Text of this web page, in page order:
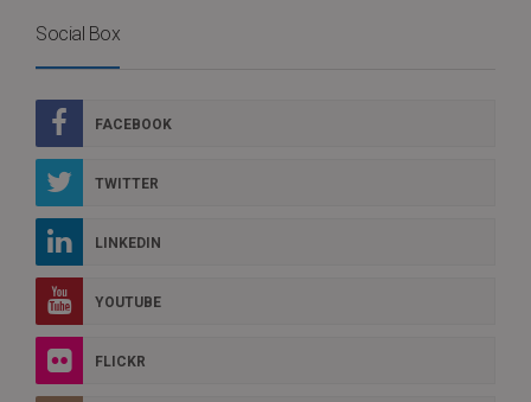
Social Box
FACEBOOK
TWITTER
LINKEDIN
YOUTUBE
FLICKR